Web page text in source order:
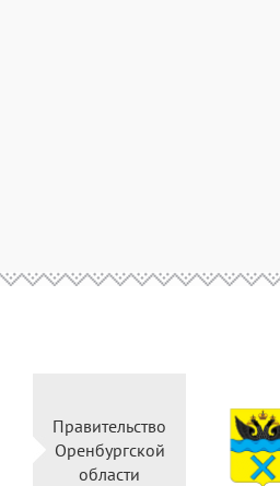
Правительство
Оренбургской
области